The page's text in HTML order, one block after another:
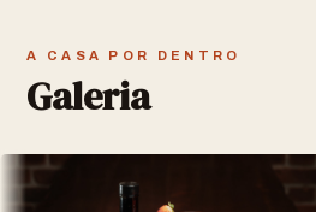
A CASA POR DENTRO
Galeria